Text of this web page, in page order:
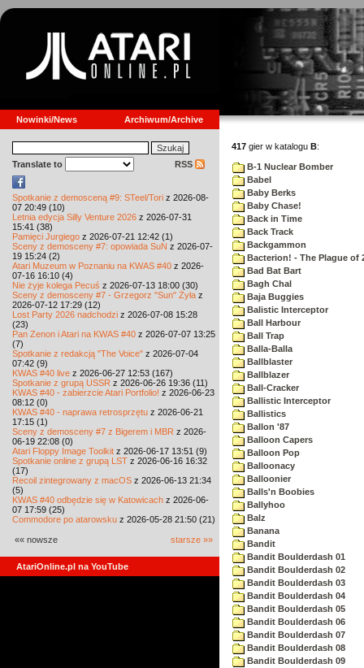
Nowinki/News Archiwum/Archive
Translate to RSS
Spotkanie z demosceną #9: STeel/Tori z 2026-08-
07 20:49 (10)
Letnia edycja Silly Venture 2026 z 2026-07-31
15:41 (38)
Pamięci Jurgiego z 2026-07-21 12:42 (1)
Sceny z demosceny #7: opowiada SuN z 2026-07-
19 15:24 (2)
Atari Muzeum w Poznaniu na KWAS #40 z 2026-
07-16 16:10 (4)
Nie żyje kolega Pecuś z 2026-07-13 18:00 (30)
Sceny z demosceny #7 - Grzegorz "Sun" Żyła z
2026-07-12 17:29 (12)
Lost Party 2026 nadchodzi z 2026-07-08 15:28
(23)
Pan Zenon i Atari na KWAS #40 z 2026-07-07 13:25
(7)
Spotkanie z redakcją "The Voice" z 2026-07-04
07:42 (9)
KWAS #40 live z 2026-06-27 12:53 (167)
Spotkanie z grupą USSR z 2026-06-26 19:36 (11)
KWAS #40 - zabierzcie Atari Portfolio! z 2026-06-23
08:12 (0)
KWAS #40 - naprawa retrosprzętu z 2026-06-21
17:15 (1)
Sceny z demosceny #7 z Bigerem i MBR z 2026-
06-19 22:08 (0)
Atari Floppy Image Toolkit z 2026-06-17 13:51 (9)
Spotkanie online z grupą LST z 2026-06-16 16:32
(17)
Recoil zintegrowany z macOS z 2026-06-13 21:34
(5)
KWAS #40 odbędzie się w Katowicach z 2026-06-
07 17:59 (25)
Commodore po atarowsku z 2026-05-28 21:50 (21)
«« nowsze starsze »»
AtariOnline.pl na YouTube
417 gier w katalogu B:
B-1 Nuclear Bomber
Babel
Baby Berks
Baby Chase!
Back in Time
Back Track
Backgammon
Bacterion! - The Plague of
Bad Bat Bart
Bagh Chal
Baja Buggies
Balistic Interceptor
Ball Harbour
Ball Trap
Balla-Balla
Ballblaster
Ballblazer
Ball-Cracker
Ballistic Interceptor
Ballistics
Ballon '87
Balloon Capers
Balloon Pop
Balloonacy
Balloonier
Balls'n Boobies
Ballyhoo
Balz
Banana
Bandit
Bandit Boulderdash 01
Bandit Boulderdash 02
Bandit Boulderdash 03
Bandit Boulderdash 04
Bandit Boulderdash 05
Bandit Boulderdash 06
Bandit Boulderdash 07
Bandit Boulderdash 08
Bandit Boulderdash 09